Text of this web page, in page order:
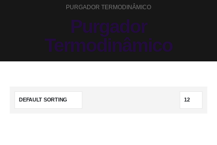
PURGADOR TERMODINÂMICO
Purgador
Termodinâmico